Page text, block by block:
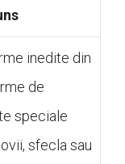
inedite din
de
speciale
sfecla sau